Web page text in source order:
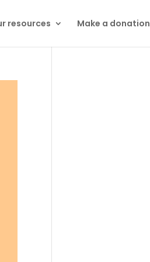
resources Make a donation